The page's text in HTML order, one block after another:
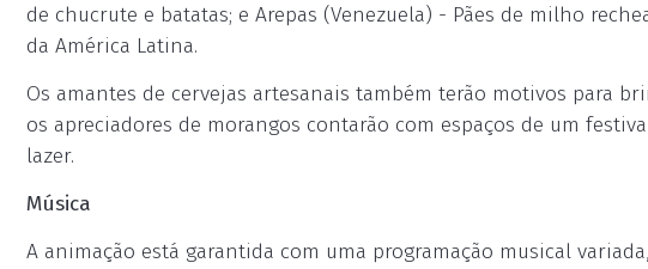
de chucrute e batatas; e Arepas (Venezuela) - Pães de milho
da América Latina.
Os amantes de cervejas artesanais também terão motivos para
os apreciadores de morangos contarão com espaços de um
lazer.
Música
A animação está garantida com uma programação musical